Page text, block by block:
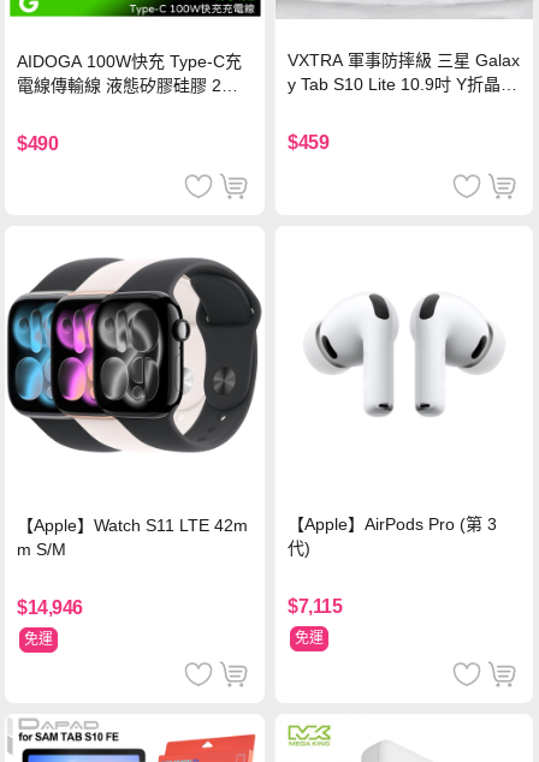
AIDOGA 100W快充 Type-C充
電線傳輸線 液態矽膠硅膠 2M
$490
VXTRA 軍事防摔級 三星 Galax
y Tab S10 Lite 10.9吋 Y折晶透
$459
【Apple】Watch S11 LTE 42m
m S/M
$14,946
免運
【Apple】AirPods Pro (第 3
代)
$7,115
免運